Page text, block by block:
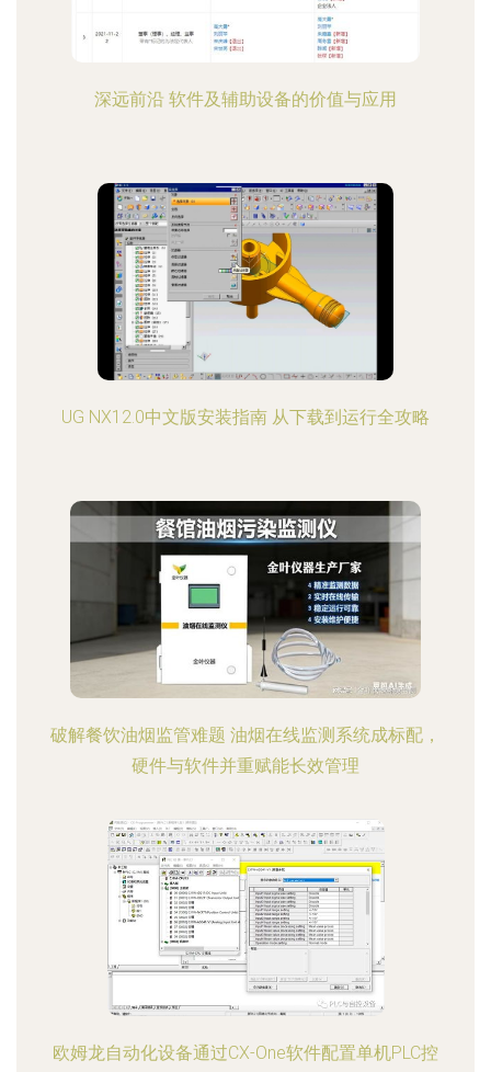
深远前沿 软件及辅助设备的价值与应用
UG NX12.0中文版安装指南 从下载到运行全攻略
破解餐饮油烟监管难题 油烟在线监测系统成标配，
硬件与软件并重赋能长效管理
欧姆龙自动化设备通过CX-One软件配置单机PLC控